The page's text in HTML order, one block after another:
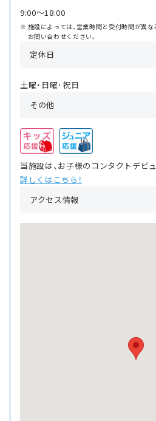
9:00〜18:00
施設によっては、営業時間と受付時間が異
お問い合わせください。
定休日
土曜・日曜･祝日
その他
当施設は、お子様のコンタクトデビ
詳しくはこちら！
アクセス情報